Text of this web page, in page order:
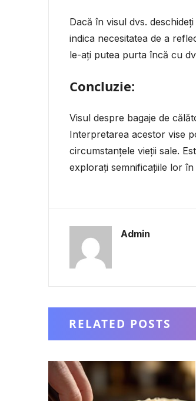
Dacă în visul dvs.
indica necesitatea de a
le-ați putea purta încă cu
Concluzie:
Visul despre bagaje de
Interpretarea acestor vise
circumstanțele vieții sale.
explorați semnificațiile lor
Admin
RELATED POSTS